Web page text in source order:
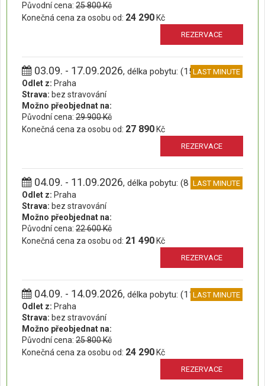
Původní cena: 25 800 Kč
Konečná cena za osobu od: 24 290 Kč
REZERVACE
03.09. - 17.09.2026, délka pobytu: (15 dní)LAST MINUTE
Odlet z: Praha
Strava: bez stravování
Možno přeobjednat na:
Původní cena: 29 900 Kč
Konečná cena za osobu od: 27 890 Kč
REZERVACE
04.09. - 11.09.2026, délka pobytu: (8 dní)LAST MINUTE
Odlet z: Praha
Strava: bez stravování
Možno přeobjednat na:
Původní cena: 22 600 Kč
Konečná cena za osobu od: 21 490 Kč
REZERVACE
04.09. - 14.09.2026, délka pobytu: (11 dní)LAST MINUTE
Odlet z: Praha
Strava: bez stravování
Možno přeobjednat na:
Původní cena: 25 800 Kč
Konečná cena za osobu od: 24 290 Kč
REZERVACE